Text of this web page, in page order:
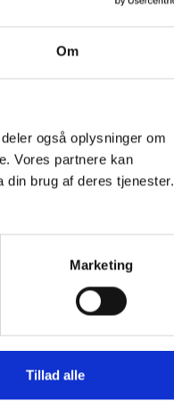
Om
også oplysninger om
Vores partnere kan
din brug af deres tjenester.
Marketing
Tillad alle